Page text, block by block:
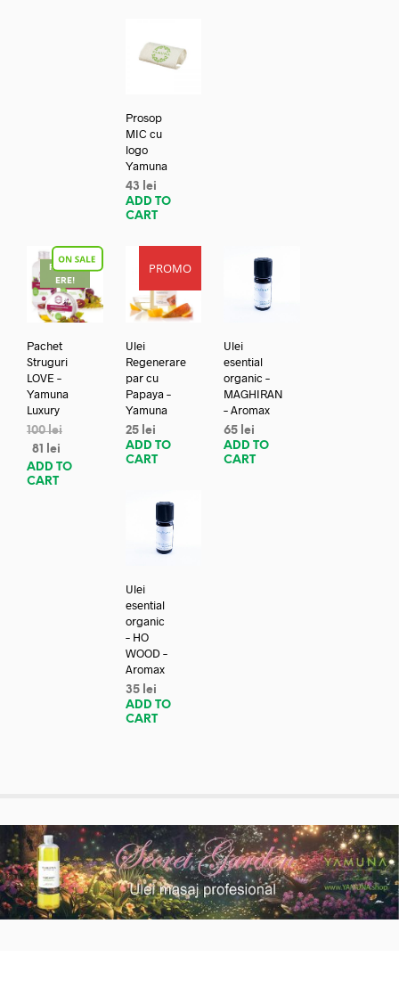
Prosop
MIC cu
logo
Yamuna
43
lei
ADD TO
CART
REDUC
ERE!
Pachet
Struguri
LOVE –
Yamuna
Luxury
100lei
81
lei
ADD TO
CART
PROMO
Ulei
Regenerare
par cu
Papaya –
Yamuna
25 lei
ADD TO
CART
Ulei
esential
organic –
MAGHIRAN
– Aromax
65 lei
ADD TO
CART
Ulei
esential
organic
– HO
WOOD –
Aromax
35 lei
ADD TO
CART